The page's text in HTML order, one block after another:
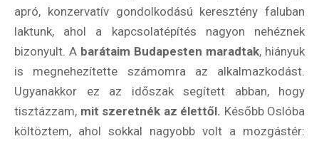
apró, konzervatív gondolkodású keresztény faluban
laktunk, ahol a kapcsolatépítés nagyon nehéznek
bizonyult. A barátaim Budapesten maradtak, hiányuk
is megnehezítette számomra az alkalmazkodást.
Ugyanakkor ez az időszak segített abban, hogy
tisztázzam, mit szeretnék az élettől. Később Oslóba
költöztem, ahol sokkal nagyobb volt a mozgástér: